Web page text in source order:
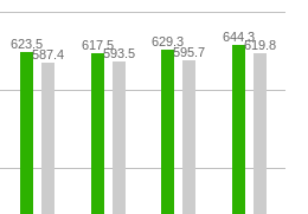
623.5 617.5 629.3
644.3
587.4 593.5 595.7 619.8